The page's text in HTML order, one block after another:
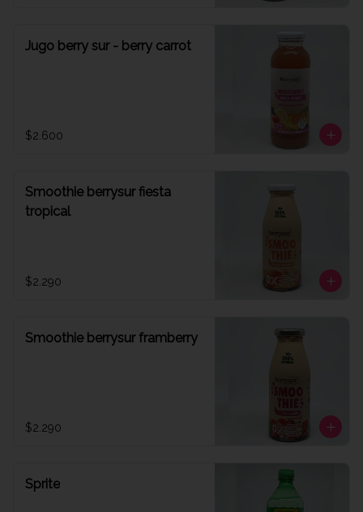
Jugo berry sur - berry carrot
$2.600
Smoothie berrysur fiesta
tropical
$2.290
Smoothie berrysur framberry
$2.290
Sprite